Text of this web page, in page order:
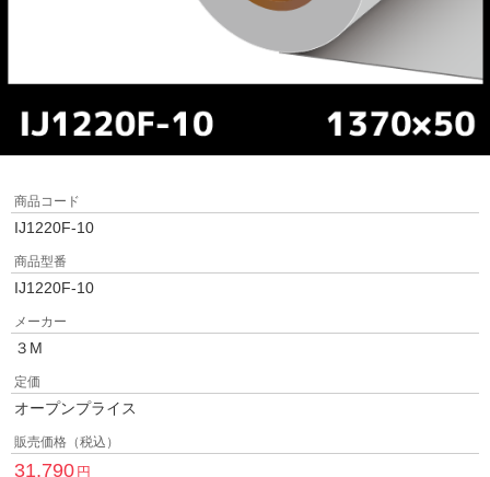
商品コード
IJ1220F-10
商品型番
IJ1220F-10
メーカー
３M
定価
オープンプライス
販売価格（税込）
31,790 円